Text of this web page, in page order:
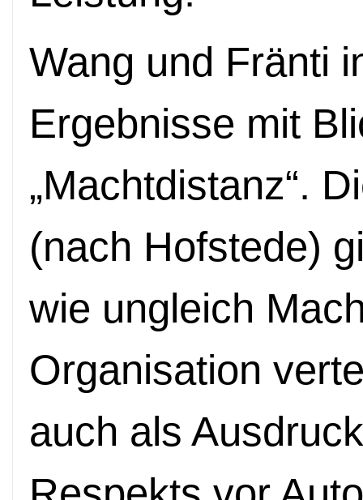
Wang und Fränti
Ergebnisse mit
„Machtdistanz“.
(nach Hofstede)
wie ungleich
Organisation
auch als